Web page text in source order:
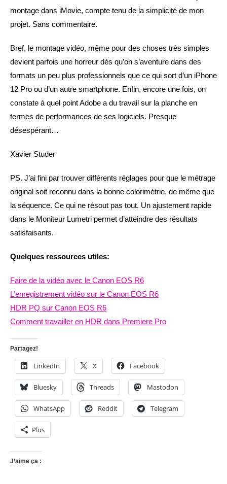
montage dans iMovie, compte tenu de la simplicité de mon
projet. Sans commentaire.
Bref, le montage vidéo, même pour des choses très simples
devient parfois une horreur dès qu’on s’aventure dans des
formats un peu plus professionnels que ce qui sort d’un iPhone
12 Pro ou d’un autre smartphone. Enfin, encore une fois, on
constate à quel point Adobe a du travail sur la planche en
termes de performances de ses logiciels. Presque
désespérant…
Xavier Studer
PS. J’ai fini par trouver différents réglages pour que le métrage
original soit reconnu dans la bonne colorimétrie, de même que
la séquence. Ce qui ne résout pas tout. Un ajustement rapide
dans le Moniteur Lumetri permet d’atteindre des résultats
satisfaisants.
Quelques ressources utiles:
Faire de la vidéo avec le Canon EOS R6
L’enregistrement vidéo sur le Canon EOS R6
HDR PQ sur Canon EOS R6
Comment travailler en HDR dans Premiere Pro
Partagez!
LinkedIn X Facebook
Bluesky Threads Mastodon
WhatsApp Reddit Telegram
Plus
J’aime ça :